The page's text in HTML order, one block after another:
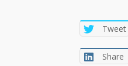
Tweet
Share